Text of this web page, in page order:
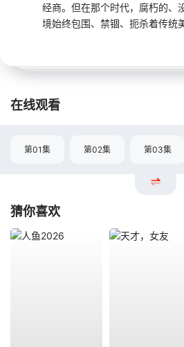
经商。但在那个时代，腐朽的、
境始终包围、禁锢、扼杀着传统
在线观看
第01集 第02集 第03集
猜你喜欢